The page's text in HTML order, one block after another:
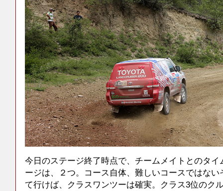
今日のステージ終了時点で、チームメイトとのタ
ージは、２つ。コース自体、難しいコースではな
て行けば、クラスワンツーは確実。クラス3位のク